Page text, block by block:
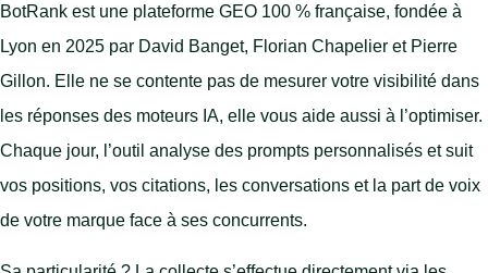
BotRank est une plateforme GEO 100 % française, fondée à
Lyon en 2025 par David Banget, Florian Chapelier et Pierre
Gillon. Elle ne se contente pas de mesurer votre visibilité dans
les réponses des moteurs IA, elle vous aide aussi à l’optimiser.
Chaque jour, l’outil analyse des prompts personnalisés et suit
vos positions, vos citations, les conversations et la part de voix
de votre marque face à ses concurrents.